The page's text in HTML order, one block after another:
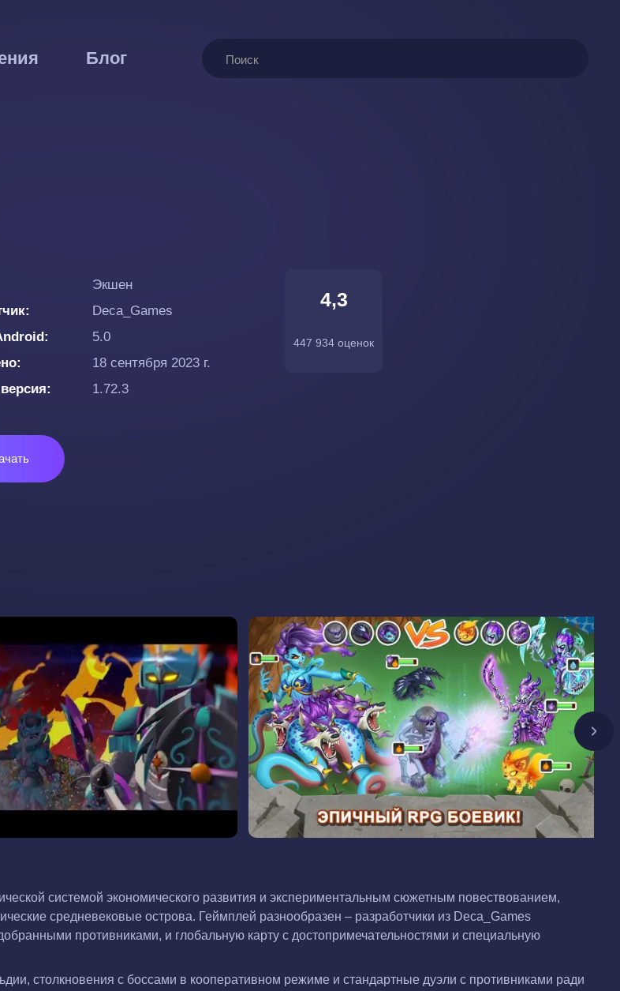
Блог Поиск
Экшен
Deca_Games
5.0
18 сентября 2023 г.
1.72.3
4,3
447 934 оценок
системой экономического развития и экспериментальным сюжетным повествованием,
средневековые острова. Геймплей разнообразен – разработчики из Deca_Games
противниками, и глобальную карту с достопримечательностями и специальную
столкновения с боссами в кооперативном режиме и стандартные дуэли с противниками ради